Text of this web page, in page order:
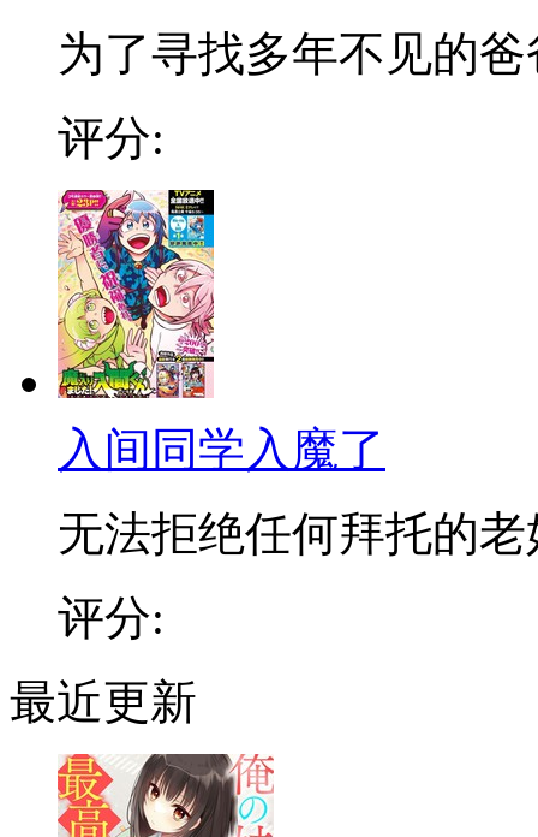
为了寻找多年不见的爸
评分:
入间同学入魔了
无法拒绝任何拜托的老
评分:
最近更新